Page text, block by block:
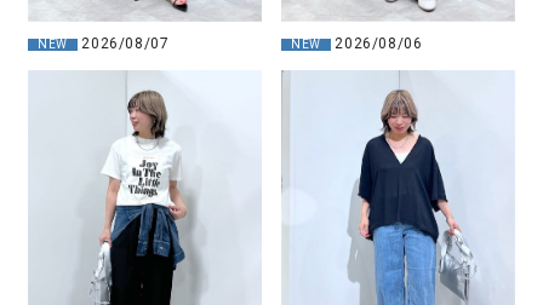
NEW 2026/08/07 NEW 2026/08/06